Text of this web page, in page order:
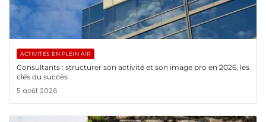
ACTIVITÉS EN PLEIN AIR
Consultants : structurer son activité et son image pro en 2026, les
clés du succès
5 août 2026